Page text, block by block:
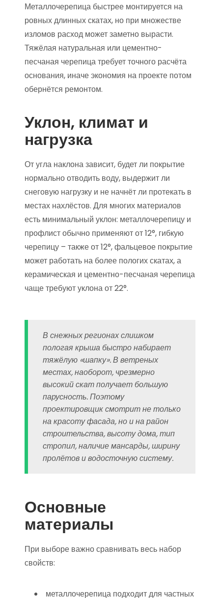
Металлочерепица быстрее монтируется на
ровных длинных скатах, но при множестве
изломов расход может заметно вырасти.
Тяжёлая натуральная или цементно-
песчаная черепица требует точного расчёта
основания, иначе экономия на проекте потом
обернётся ремонтом.
Уклон, климат и
нагрузка
От угла наклона зависит, будет ли покрытие
нормально отводить воду, выдержит ли
снеговую нагрузку и не начнёт ли протекать в
местах нахлёстов. Для многих материалов
есть минимальный уклон: металлочерепицу и
профлист обычно применяют от 12°, гибкую
черепицу – также от 12°, фальцевое покрытие
может работать на более пологих скатах, а
керамическая и цементно-песчаная черепица
чаще требуют уклона от 22°.
В снежных регионах слишком
пологая крыша быстро набирает
тяжёлую «шапку». В ветреных
местах, наоборот, чрезмерно
высокий скат получает большую
парусность. Поэтому
проектировщик смотрит не только
на красоту фасада, но и на район
строительства, высоту дома, тип
стропил, наличие мансарды, ширину
пролётов и водосточную систему.
Основные
материалы
При выборе важно сравнивать весь набор
свойств:
металлочерепица подходит для частных